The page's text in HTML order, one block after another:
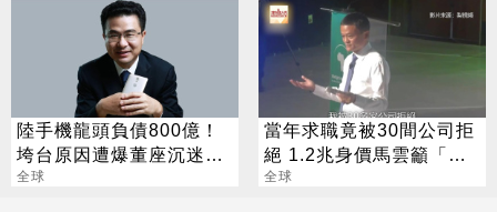
陸手機龍頭負債800億！
垮台原因遭爆董座沉迷這
事？
全球
當年求職竟被30間公司拒
絕 1.2兆身價馬雲籲「剩
男覺醒」
全球